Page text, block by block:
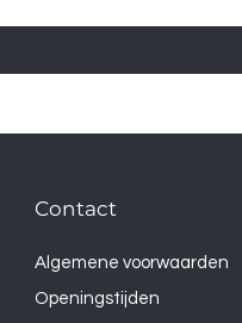
Contact
Algemene voorwaarden
Openingstijden